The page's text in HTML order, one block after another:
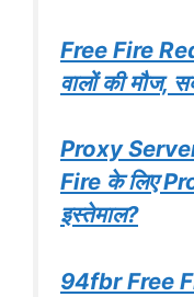
Free Fire
वालों की मौज,
Proxy
Fire के लिए
इस्तेमाल?
94fbr Free